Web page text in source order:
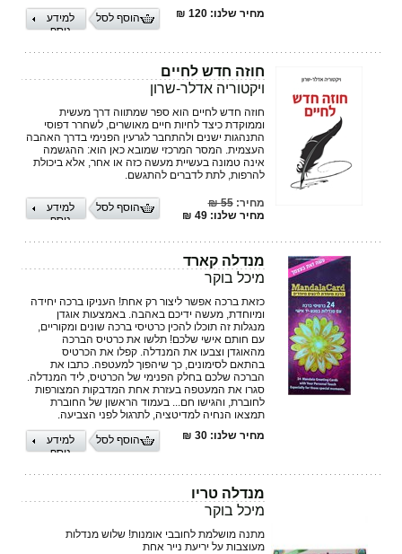
מחיר שלנו: 120 ₪
למידע
נוסף
הוסף לסל
חוזה חדש לחיים
ויקטוריה אדלר-שרון
חוזה חדש לחיים הוא ספר שמתווה דרך מעשית
וממוקדת כיצד לחיות חיים מאושרים, לשחרר דפוסי
התנהגות ישנים ולהתחבר לגרעין הפנימי בדרך האהבה
העצמית. המסר המרכזי שמובא כאן הוא: ההגשמה
אינה טמונה בעשיית מעשה כזה או אחר, אלא ביכולת
להרפות, לתת לדברים להתגשם.
מחיר:55 ₪
מחיר שלנו: 49 ₪
למידע
נוסף
הוסף לסל
מנדלה קארד
מיכל בוקר
כזאת ברכה אפשר ליצור רק אחת! העניקו ברכה יחידה
ומיוחדת, מעשה ידיכם באהבה. באמצעות אוגדן
מנגלות זה תוכלו להכין כרטיסי ברכה שונים ומקוריים,
עם חותם אישי שלכם! תלשו את כרטיס הברכה
מהאוגדן וצבעו את המנדלה. קפלו את הכרטיס
בהתאם לסימונים, כך שיהפוך למעטפה. כתבו את
הברכה שלכם בחלק הפנימי של הכרטיס, ליד המנדלה.
סגרו את המעטפה בעזרת אחת המדבקות המצורפות
לחוברת, והגישו חם... בעמוד הראשון של החוברת
תמצאו הנחיה למדיטציה, לתרגול לפני הצביעה.
מחיר שלנו: 30 ₪
למידע
נוסף
הוסף לסל
מנדלה טריו
מיכל בוקר
מתנה מושלמת לחובבי אומנות! שלוש מנדלות
מעוצבות על יריעת נייר אחת